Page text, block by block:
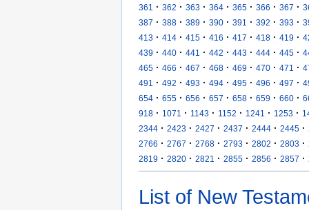
361
· 362 · 363 · 364 · 365 · 366 · 367 ·
387 · 388 · 389 · 390 · 391 · 392 · 393 ·
413 · 414 · 415 · 416 · 417 · 418 · 419 ·
439 · 440 · 441 · 442 · 443 · 444 · 445 ·
465 · 466 · 467 · 468 · 469 · 470 · 471 ·
491
· 492 · 493 · 494 · 495 · 496 · 497 ·
654 · 655 · 656 · 657 · 658 · 659 · 660 ·
918 · 1071 · 1143 · 1152 · 1241 · 1253 ·
2344 · 2423 · 2427 · 2437 · 2444 · 2445 ·
2766 · 2767 · 2768 · 2793 · 2802 · 2803 ·
2819 · 2820 · 2821 · 2855 · 2856 · 2857 ·
List of New